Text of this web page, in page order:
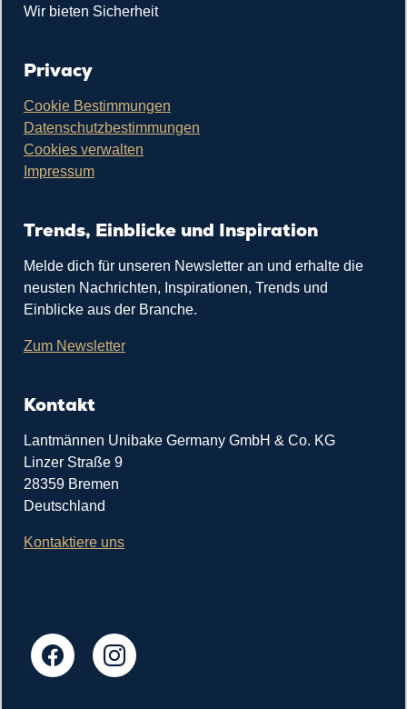
Wir bieten Sicherheit
Privacy
Cookie Bestimmungen
Datenschutzbestimmungen
Cookies verwalten
Impressum
Trends, Einblicke und Inspiration
Melde dich für unseren Newsletter an und erhalte die
neusten Nachrichten, Inspirationen, Trends und
Einblicke aus der Branche.
Zum Newsletter
Kontakt
Lantmännen Unibake Germany GmbH & Co. KG
Linzer Straße 9
28359 Bremen
Deutschland
Kontaktiere uns